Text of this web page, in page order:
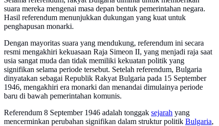
suara mereka mengenai masa depan bentuk pemerintahan negara.
Hasil referendum menunjukkan dukungan yang kuat untuk
penghapusan monarki.
Dengan mayoritas suara yang mendukung, referendum ini secara
resmi mengakhiri kekuasaan Raja Simeon II, yang menjadi raja saat
usia sangat muda dan tidak memiliki kekuatan politik yang
signifikan selama periode tersebut. Setelah referendum, Bulgaria
dinyatakan sebagai Republik Rakyat Bulgaria pada 15 September
1946, mengakhiri era monarki dan menandai dimulainya periode
baru di bawah pemerintahan komunis.
Referendum 8 September 1946 adalah tonggak sejarah yang
mencerminkan perubahan signifikan dalam struktur politik Bulgaria,